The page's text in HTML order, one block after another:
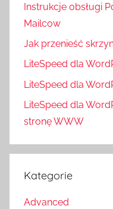
Instrukcje obsługi
Mailcow
Jak przenieść
LiteSpeed dla
LiteSpeed dla
LiteSpeed dla
stronę WWW
Kategorie
Advanced